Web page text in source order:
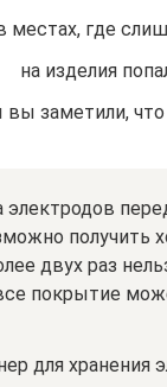
местах, где
на изделия
заметили,
электродов
получить
двух раз
покрытие
для хранения